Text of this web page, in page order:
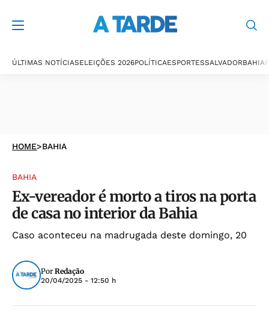
ÚLTIMAS NOTÍCIASELEIÇÕES 2026POLÍTICAESPORTESSALVADORBAHIA
HOME>BAHIA
BAHIA
Ex-vereador é morto a tiros na porta
de casa no interior da Bahia
Caso aconteceu na madrugada deste domingo, 20
Por Redação
20/04/2025 - 12:50 h